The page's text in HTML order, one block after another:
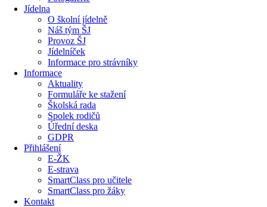
Jídelna
O školní jídelně
Náš tým ŠJ
Provoz ŠJ
Jídelníček
Informace pro strávníky
Informace
Aktuality
Formuláře ke stažení
Školská rada
Spolek rodičů
Úřední deska
GDPR
Přihlášení
E-ŽK
E-strava
SmartClass pro učitele
SmartClass pro žáky
Kontakt